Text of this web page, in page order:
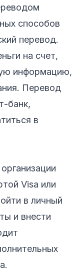
способов
перевод.
на счет,
информацию,
Перевод
банк,
в
Visa или
в личный
и внести